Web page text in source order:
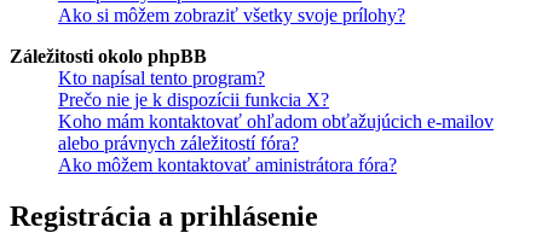
Ako si môžem zobraziť všetky svoje prílohy?
Záležitosti okolo phpBB
Kto napísal tento program?
Prečo nie je k dispozícii funkcia X?
Koho mám kontaktovať ohľadom obťažujúcich e-mailov
alebo právnych záležitostí fóra?
Ako môžem kontaktovať aministrátora fóra?
Registrácia a prihlásenie